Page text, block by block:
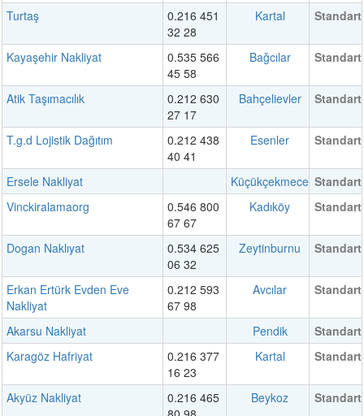
Turtaş
0.216 451
32 28
Kartal Standart
Kayaşehir Nakliyat
0.535 566
45 58
Bağcılar Standart
Atik Taşımacılık
0.212 630
27 17
Bahçelievler Standart
T.g.d Lojistik Dağıtım
0.212 438
40 41
Esenler Standart
Ersele Nakliyat Küçükçekmece Standart
Vinckiralamaorg
0.546 800
67 67
Kadıköy Standart
Dogan Naklıyat
0.534 625
06 32
Zeytinburnu Standart
Erkan Ertürk Evden Eve
Nakliyat
0.212 593
67 98
Avcılar Standart
Akarsu Nakliyat Pendik
Standart
Karagöz Hafriyat
0.216 377
16 23
Kartal Standart
Akyüz Nakliyat
0.216 465
Beykoz Standart